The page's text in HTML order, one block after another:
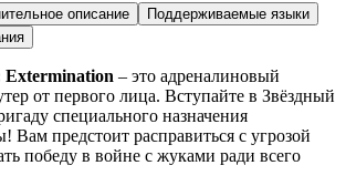
описание
Поддерживаемые языки
Extermination – это адреналиновый
от первого лица. Вступайте в Звёздный
специального назначения
Вам предстоит расправиться с угрозой
победу в войне с жуками ради всего